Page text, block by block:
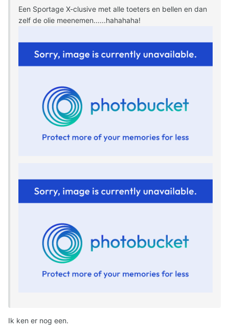
Een Sportage X-clusive met alle toeters en bellen en dan
zelf de olie meenemen......hahahaha!
Ik ken er nog een.